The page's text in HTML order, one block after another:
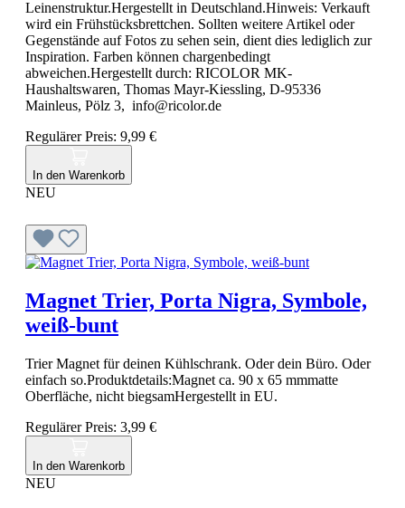
Leinenstruktur.Hergestellt in Deutschland.Hinweis: Verkauft
wird ein Frühstücksbrettchen. Sollten weitere Artikel oder
Gegenstände auf Fotos zu sehen sein, dient dies lediglich zur
Inspiration. Farben können chargenbedingt
abweichen.Hergestellt durch: RICOLOR MK-
Haushaltswaren, Thomas Mayr-Kiessling, D-95336
Mainleus, Pölz 3, info@ricolor.de
Regulärer Preis: 9,99 €
In den Warenkorb
NEU
Magnet Trier, Porta Nigra, Symbole,
weiß-bunt
Trier Magnet für deinen Kühlschrank. Oder dein Büro. Oder
einfach so.Produktdetails:Magnet ca. 90 x 65 mmmatte
Oberfläche​, nicht biegsamHergestellt in EU.
Regulärer Preis: 3,99 €
In den Warenkorb
NEU